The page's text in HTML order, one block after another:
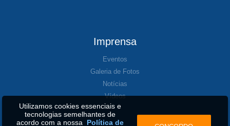
Imprensa
Eventos
Galeria de Fotos
Notícias
Vídeos
Utilizamos cookies essenciais e
tecnologias semelhantes de
acordo com a nossa Política de